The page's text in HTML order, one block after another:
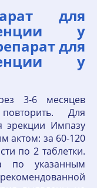
для
у
для
у
3-6 месяцев
Для
эрекции Импазу
актом: за 60-120
по 2 таблетки.
по указанным